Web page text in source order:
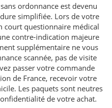
ordonnance est devenu
simplifiée. Lors de votre
court questionnaire médical
contre-indication majeure
supplémentaire ne vous
scannée, pas de visite
passer votre commande
de France, recevoir votre
Les paquets sont neutres
de votre achat.